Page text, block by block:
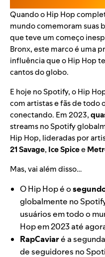
Quando oHip Hop
mundocomemoram suas
que teve um começo
Bronx, este marco é uma
influência que o Hip Hop
cantos do globo.
E hoje no Spotify, o Hip
com artistas e fãs de todo
conectando. Em 2023,
streams no Spotify
Hip Hop, lideradas por
21 Savage, Ice Spicee
Mas, vai além disso…
O Hip Hop é o
globalmente no
usuários em todo o
Hop em 2023 até
RapCaviaré a
de seguidores no